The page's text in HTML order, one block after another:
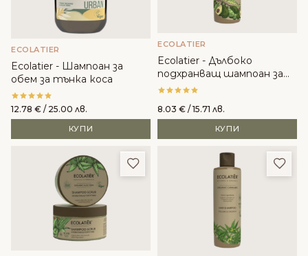
ECOLATIER
Ecolatier - Шампоан за
обем за тънка коса
12.78 € / 25.00 лв.
КУПИ
ECOLATIER
Ecolatier - Дълбоко
подхранващ шампоан за
коса с органично авокадо
8.03 € / 15.71 лв.
КУПИ
Добави в любими